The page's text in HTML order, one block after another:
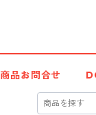
商品お問合せ